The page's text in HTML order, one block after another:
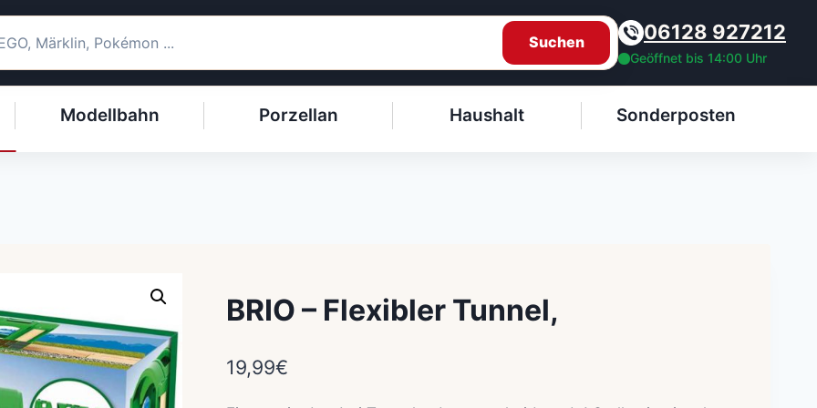
Suchen 06128 927212
Geöffnet bis 14:00 Uhr
Modellbahn Porzellan Haushalt Sonderposten
BRIO – Flexibler Tunnel,
19,99€